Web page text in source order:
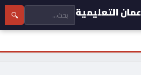
التعليمية 🔍